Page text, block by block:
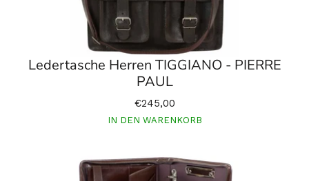
Ledertasche Herren TIGGIANO - PIERRE
PAUL
€245,00
IN DEN WARENKORB